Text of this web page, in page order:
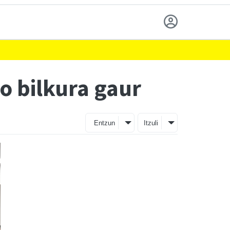
bilkura gaur
Entzun Itzuli